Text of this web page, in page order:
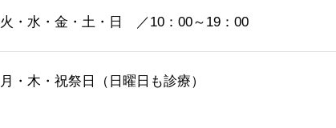
火・水・金・土・日 ／10：00～19：00
月・木・祝祭日（日曜日も診療）